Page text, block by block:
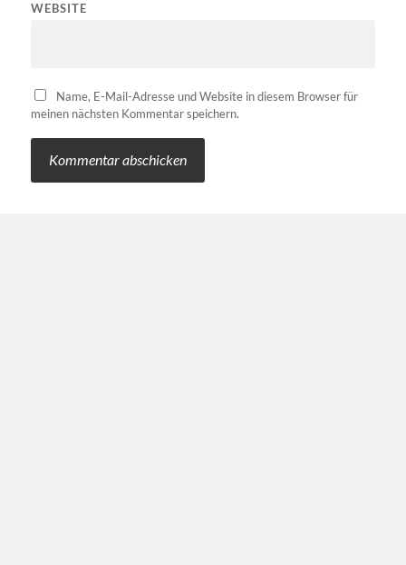
WEBSITE
Name, E-Mail-Adresse und Website in diesem Browser für
meinen nächsten Kommentar speichern.